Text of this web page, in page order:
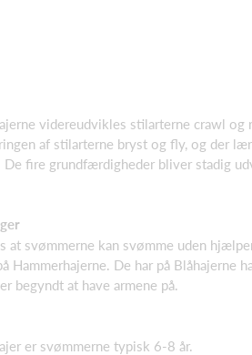
videreudvikles stilarterne crawl og
af stilarterne bryst og fly, og der
De fire grundfærdigheder bliver stadig
at svømmerne kan svømme uden
Hammerhajerne. De har på Blåhajerne
begyndt at have armene på.
er svømmerne typisk 6-8 år.